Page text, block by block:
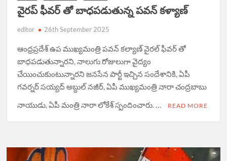
వైరప్ ఫీవర్ తో బాధపడుతున్న పవన్ కళ్యాణ్
editor 26th September 2025
ఆంధ్రప్రదేశ్ ఉప ముఖ్యమంత్రి పవన్ కల్యాణ్ వైరల్ ఫీవర్ తో
బాధపడుతున్నారని, నాలుగు రోజులుగా వైద్యం
చేయించుకుంటున్నారని జనసేన పార్టీ ఇచ్చిన సందేశానికి, ఏపీ
గవర్నర్ సయ్యద్ అబ్దుల్ నజీర్, ఏపీ ముఖ్యమంత్రి నారా చంద్రబాబు
నాయుడు, ఏపీ మంత్రి నారా లోకేశ్ స్పందించారు. …
READ MORE